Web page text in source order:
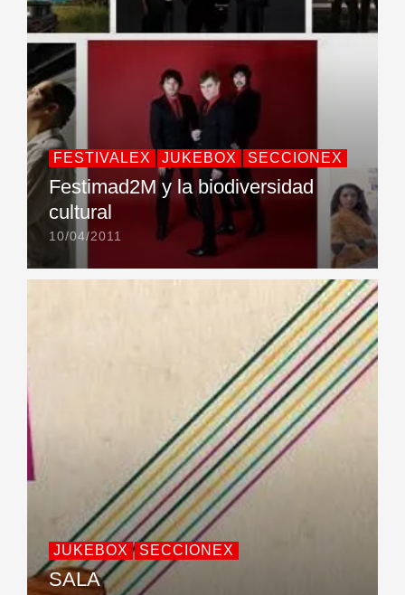
FESTIVALEX JUKEBOX SECCIONEX
Festimad2M y la biodiversidad
cultural
10/04/2011
JUKEBOX SECCIONEX
SALA